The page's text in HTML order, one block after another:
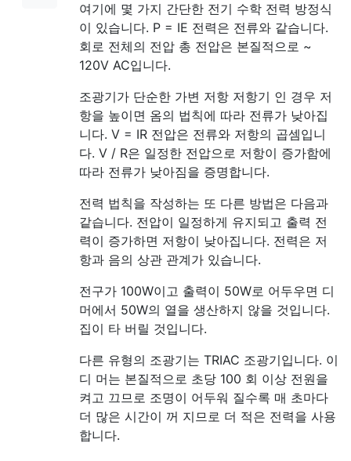
여기에 몇 가지 간단한 전기 수학 전력 방정식
이 있습니다. P = IE 전력은 전류와 같습니다.
회로 전체의 전압 총 전압은 본질적으로 ~
120V AC입니다.
조광기가 단순한 가변 저항 저항기 인 경우 저
항을 높이면 옴의 법칙에 따라 전류가 낮아집
니다. V = IR 전압은 전류와 저항의 곱셈입니
다. V / R은 일정한 전압으로 저항이 증가함에
따라 전류가 낮아짐을 증명합니다.
전력 법칙을 작성하는 또 다른 방법은 다음과
같습니다. 전압이 일정하게 유지되고 출력 전
력이 증가하면 저항이 낮아집니다. 전력은 저
항과 음의 상관 관계가 있습니다.
전구가 100W이고 출력이 50W로 어두우면 디
머에서 50W의 열을 생산하지 않을 것입니다.
집이 타 버릴 것입니다.
다른 유형의 조광기는 TRIAC 조광기입니다. 이
디 머는 본질적으로 초당 100 회 이상 전원을
켜고 끄므로 조명이 어두워 질수록 매 초마다
더 많은 시간이 꺼 지므로 더 적은 전력을 사용
합니다.